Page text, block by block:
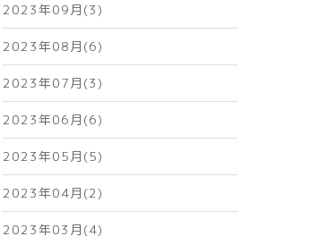
2023年09月(3)
2023年08月(6)
2023年07月(3)
2023年06月(6)
2023年05月(5)
2023年04月(2)
2023年03月(4)